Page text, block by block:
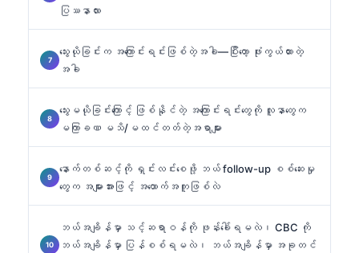
ပြဿနာလား
သွေးယိုခြင်းက အကြောင်းရင်းဖြစ်တဲ့အခါ—ပြီးတော့ ဖုံးကွယ်ထားတဲ့
အခါ
သွေးမယိုခြင်းကြောင့် ဖြစ်နိုင်တဲ့ အကြောင်းရင်းတွေကို လူနာတွေက
မကြာခဏ မသိ/မထင်တတ်တဲ့အရာများ
နောက်တစ်ဆင့်ကို ရှင်းလင်းစေဖို့ ဘယ် follow-up စစ်ဆေးမှု
တွေက အများအားဖြင့် အထောက်အကူဖြစ်လဲ
ဘယ်အချိန်မှာ သင့်ဆရာဝန်ကို ဖုန်းခေါ်ရမလဲ၊ CBC ကို
ဘယ်အချိန်မှာ ပြန်စစ်ရမလဲ၊ ဘယ်အချိန်မှာ အခုတင်